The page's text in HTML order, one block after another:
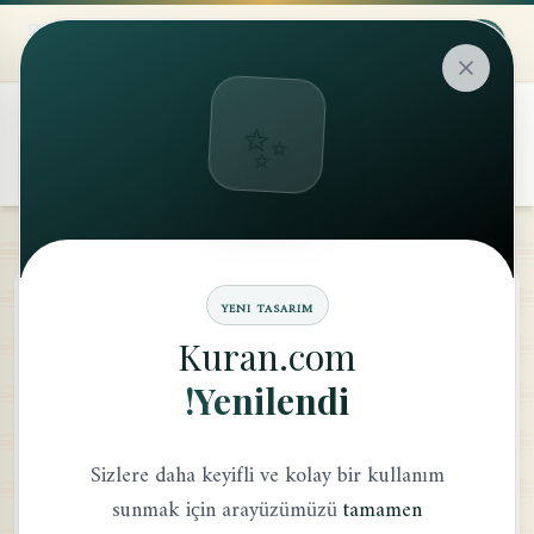
سُوْرَۃ آلِ عِمْرَان
معنى الكلمة
✨
YENI TASARIM
Kuran.com
Yenilendi!
Sizlere daha keyifli ve kolay bir kullanım
sunmak için arayüzümüzütamamen